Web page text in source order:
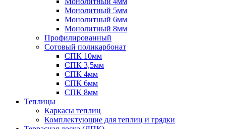
Монолитный 5мм
Монолитный 6мм
Монолитный 8мм
Профилированный
Сотовый поликарбонат
СПК 10мм
СПК 3,5мм
СПК 4мм
СПК 6мм
СПК 8мм
Теплицы
Каркасы теплиц
Комплектующие для теплиц и грядки